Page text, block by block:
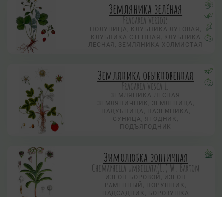
Земляника зелёная
Fragaria viridis
ПОЛУНИЦА, КЛУБНИКА ЛУГОВАЯ,
КЛУБНИКА СТЕПНАЯ, КЛУБНИКА
ЛЕСНАЯ, ЗЕМЛЯНИКА ХОЛМИСТАЯ
Земляника обыкновенная
Fragaria vesca L.
ЗЕМЛЯНИКА ЛЕСНАЯ
ЗЕМЛЯНИЧНИК, ЗЕМЛЕНИЦА,
ПАДУБНИЦА, ПАЗЕМНИКА,
СУНИЦА, ЯГОДНИК,
ПОДЪЯГОДНИК
Зимолюбка зонтичная
Chimaphilla umbellata(L.) W. Barton
ИЗГОН БОРОВОЙ, ИЗГОН
РАМЕННЫЙ, ПОРУШНИК,
НАДСАДНИК, БОРОВУШКА